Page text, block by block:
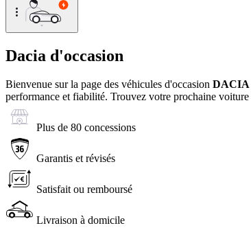
Dacia d'occasion
Bienvenue sur la page des véhicules d'occasion DACIA
performance et fiabilité. Trouvez votre prochaine voiture
Plus de 80 concessions
Garantis et révisés
Satisfait ou remboursé
Livraison à domicile